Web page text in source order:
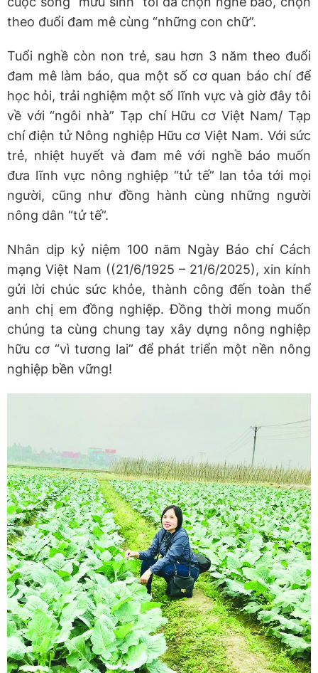
theo đuổi đam mê cùng “những con chữ”.
Tuổi nghề còn non trẻ, sau hơn 3 năm theo đuổi
đam mê làm báo, qua một số cơ quan báo chí để
học hỏi, trải nghiệm một số lĩnh vực và giờ đây tôi
về với “ngôi nhà” Tạp chí Hữu cơ Việt Nam/ Tạp
chí điện tử Nông nghiệp Hữu cơ Việt Nam. Với sức
trẻ, nhiệt huyết và đam mê với nghề báo muốn
đưa lĩnh vực nông nghiệp “tử tế” lan tỏa tới mọi
người, cũng như đồng hành cùng những người
nông dân “tử tế”.
Nhân dịp kỷ niệm 100 năm Ngày Báo chí Cách
mạng Việt Nam ((21/6/1925 – 21/6/2025), xin kính
gửi lời chúc sức khỏe, thành công đến toàn thể
anh chị em đồng nghiệp. Đồng thời mong muốn
chúng ta cùng chung tay xây dựng nông nghiệp
hữu cơ “vì tương lai” để phát triển một nền nông
nghiệp bền vững!